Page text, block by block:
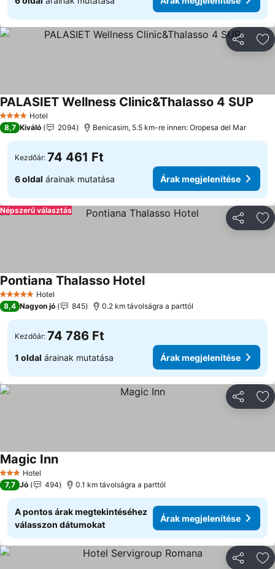
4 KategóriaHotel
PALASIET Wellness Clinic&Thalasso 4 SUP
8,7 Kiváló 2094 Benicasim, 5.5 km-re innen: Oropesa del Mar
Kezdőár: 74 461 Ft
6 oldal árainak mutatása Árak megjelenítése
Népszerű választás
5 KategóriaHotel
Pontiana Thalasso HotelÁrak megjelenítése
8,4 Nagyon jó 845 0.2 km távolságra a parttól
Kezdőár: 74 786 Ft
1 oldal árainak mutatása Árak megjelenítése
3 Kategória
Hotel
Magic InnÁrak megjelenítése
7,7 Jó 494 0.1 km távolságra a parttól
A pontos árak megtekintéséhez
válasszon dátumokat
Árak megjelenítése